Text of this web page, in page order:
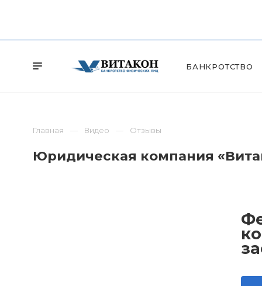
БАНКРОТСТВО
Главная Видео Отзывы
Юридическая компания